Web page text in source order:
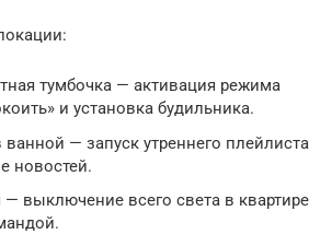
тумбочка — активация режима
и установка будильника.
ванной — запуск утреннего плейлиста
новостей.
— выключение всего света в квартире